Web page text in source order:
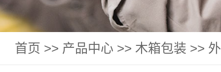
首页 >> 产品中心 >> 木箱包装 >>